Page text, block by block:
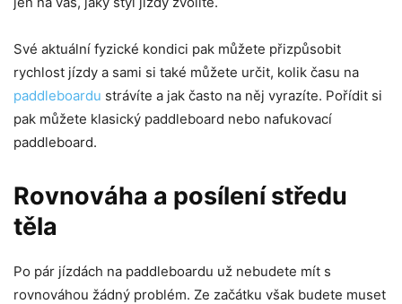
Své aktuální fyzické kondici pak můžete přizpůsobit
rychlost jízdy a sami si také můžete určit, kolik času na
paddleboardu strávíte a jak často na něj vyrazíte. Pořídit si
pak můžete klasický paddleboard nebo nafukovací
paddleboard.
Rovnováha a posílení středu
těla
Po pár jízdách na paddleboardu už nebudete mít s
rovnováhou žádný problém. Ze začátku však budete muset